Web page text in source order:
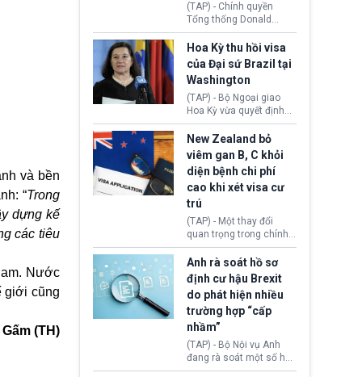
và bền
: “Trong
dựng kế
các tiêu
Nước
giới cũng
(TH)
(TAP) - Chính quyền
Tổng thống Donald
Trump đã hoàn trả
khoảng 100 tỷ USD thuế
quan từng thu theo Đạo
luật Quyền hạn Kinh tế
Khẩn cấp Quốc tế
(IEEPA). Động thái này
diễn ra sau phán quyết
hồi tháng 2 bởi Tòa án
Tối cao Hoa Kỳ
(SCOTUS) khi tuyên bố,
việc áp thuế diện rộng là
hoàn toàn bất hợp pháp.
Hoa Kỳ thu hồi visa
của Đại sứ Brazil tại
Washington
(TAP) - Bộ Ngoại giao
Hoa Kỳ vừa quyết định
thu hồi thị thực (visa)
của bà Maria Luiza
Ribeiro Viotti - Đại sứ
Brazil tại Washington.
Động thái trên diễn ra
trong bối cảnh tranh
chấp ngoại giao giữa
chính quyền Tổng thống
Donald Trump và chính
phủ cánh tả Tổng thống
da Silva đang leo thang
gay gắt.
New Zealand bỏ
viêm gan B, C khỏi
diện bệnh chi phí
cao khi xét visa cư
trú
(TAP) - Một thay đổi
quan trọng trong chính
sách nhập cư của New
Zealand đang mở ra
thêm cơ hội cho nhiều
người muốn định cư. Từ
nay, người mắc viêm
gan B hoặc viêm gan C
sẽ không còn bị mặc
định không đáp ứng tiêu
chuẩn sức khỏe chỉ vì
chi phí điều trị khi nộp hồ
Anh rà soát hồ sơ
định cư hậu Brexit
do phát hiện nhiều
trường hợp “cấp
nhầm”
(TAP) - Bộ Nội vụ Anh
đang rà soát một số hồ
sơ thuộc Chương trình